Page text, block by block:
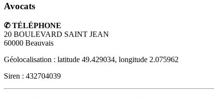
Avocats
✆ TÉLÉPHONE
20 BOULEVARD SAINT JEAN
60000 Beauvais
Géolocalisation : latitude 49.429034, longitude 2.075962
Siren : 432704039